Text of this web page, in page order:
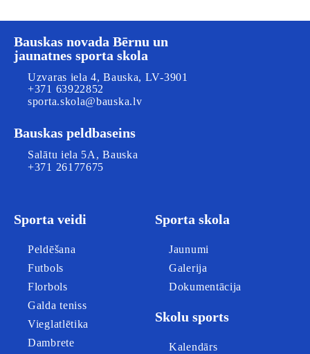
Bauskas novada Bērnu un
jaunatnes sporta skola
Uzvaras iela 4, Bauska, LV-3901
+371 63922852
sporta.skola@bauska.lv
Bauskas peldbaseins
Salātu iela 5A, Bauska
+371 26177675
Sporta veidi
Peldēšana
Futbols
Florbols
Galda teniss
Vieglatlētika
Dambrete
Sporta skola
Jaunumi
Galerija
Dokumentācija
Skolu sports
Kalendārs